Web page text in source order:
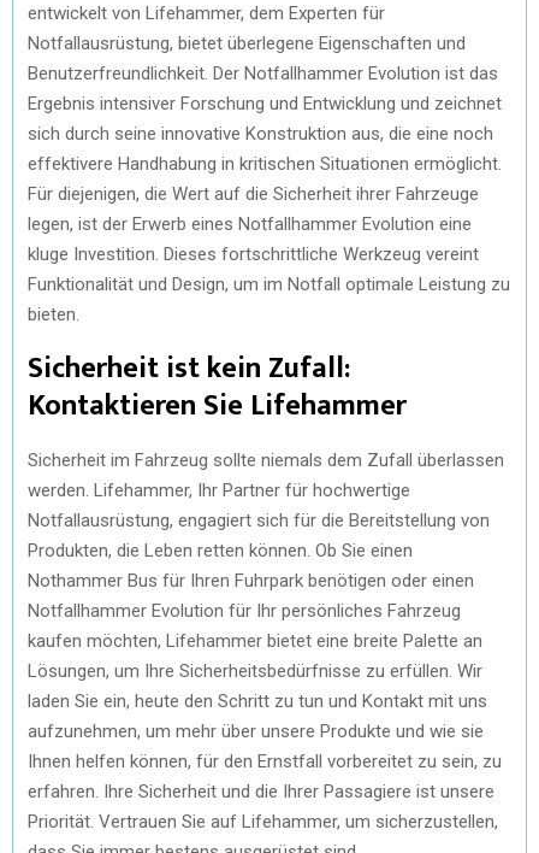
entwickelt von Lifehammer, dem Experten für
Notfallausrüstung, bietet überlegene Eigenschaften und
Benutzerfreundlichkeit. Der Notfallhammer Evolution ist das
Ergebnis intensiver Forschung und Entwicklung und zeichnet
sich durch seine innovative Konstruktion aus, die eine noch
effektivere Handhabung in kritischen Situationen ermöglicht.
Für diejenigen, die Wert auf die Sicherheit ihrer Fahrzeuge
legen, ist der Erwerb eines Notfallhammer Evolution eine
kluge Investition. Dieses fortschrittliche Werkzeug vereint
Funktionalität und Design, um im Notfall optimale Leistung zu
bieten.
Sicherheit ist kein Zufall:
Kontaktieren Sie Lifehammer
Sicherheit im Fahrzeug sollte niemals dem Zufall überlassen
werden. Lifehammer, Ihr Partner für hochwertige
Notfallausrüstung, engagiert sich für die Bereitstellung von
Produkten, die Leben retten können. Ob Sie einen
Nothammer Bus für Ihren Fuhrpark benötigen oder einen
Notfallhammer Evolution für Ihr persönliches Fahrzeug
kaufen möchten, Lifehammer bietet eine breite Palette an
Lösungen, um Ihre Sicherheitsbedürfnisse zu erfüllen. Wir
laden Sie ein, heute den Schritt zu tun und Kontakt mit uns
aufzunehmen, um mehr über unsere Produkte und wie sie
Ihnen helfen können, für den Ernstfall vorbereitet zu sein, zu
erfahren. Ihre Sicherheit und die Ihrer Passagiere ist unsere
Priorität. Vertrauen Sie auf Lifehammer, um sicherzustellen,